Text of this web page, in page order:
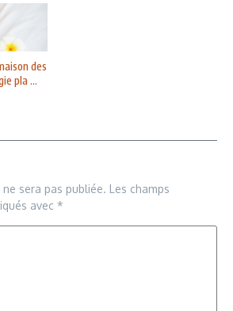
des
pla ...
sera pas publiée. Les champs
avec *